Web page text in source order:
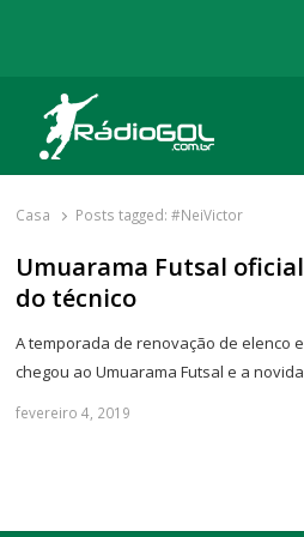
Rádio Gol
Há mais de 20 anos com as melhores
Casa Posts tagged:#NeiVictor
Umuarama Futsal
do técnico
A temporada de renovação de elenco
chegou ao Umuarama Futsal e a
fevereiro 4, 2019